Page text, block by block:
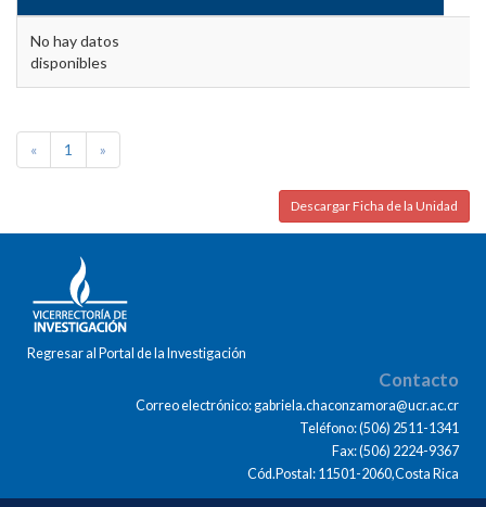
No hay datos
disponibles
« 1 »
Descargar Ficha de la Unidad
Regresar al Portal de la Investigación
Contacto
Correo electrónico: gabriela.chaconzamora@ucr.ac.cr
Teléfono: (506) 2511-1341
Fax: (506) 2224-9367
Cód.Postal: 11501-2060,Costa Rica